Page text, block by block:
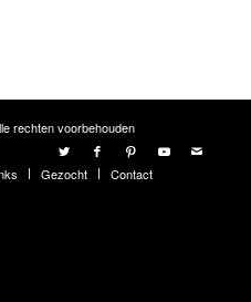
rechten voorbehouden
Gezocht Contact